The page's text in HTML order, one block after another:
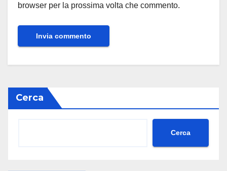
browser per la prossima volta che commento.
Cerca
Cerca